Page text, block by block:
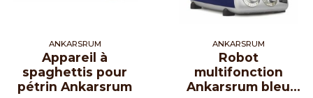
ANKARSRUM
Appareil à
spaghettis pour
pétrin Ankarsrum
ANKARSRUM
Robot
multifonction
Ankarsrum bleu